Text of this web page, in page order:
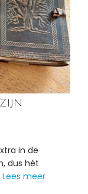
in de
dus hét
Lees meer